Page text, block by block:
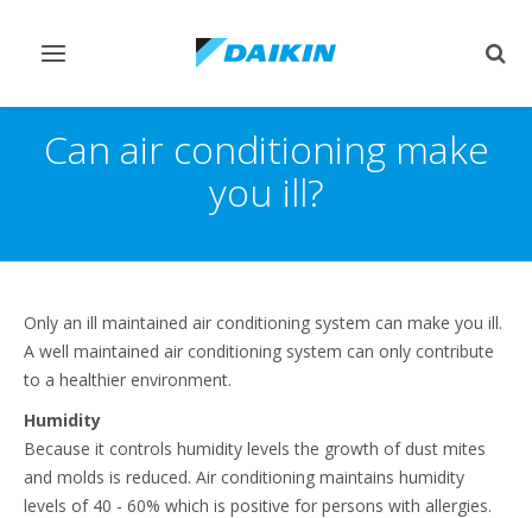
Переключить
Can air conditioning make
you ill?
Only an ill maintained air conditioning system can make you ill.
A well maintained air conditioning system can only contribute
to a healthier environment.
Humidity
Because it controls humidity levels the growth of dust mites
and molds is reduced. Air conditioning maintains humidity
levels of 40 - 60% which is positive for persons with allergies.